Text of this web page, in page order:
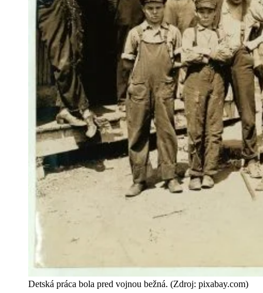
Detská práca bola pred vojnou bežná. (Zdroj: pixabay.com)